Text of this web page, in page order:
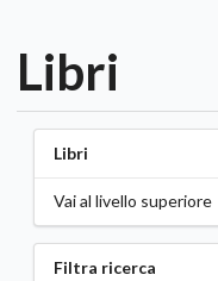
Libri
Libri
Vai al livello superiore
Filtra ricerca